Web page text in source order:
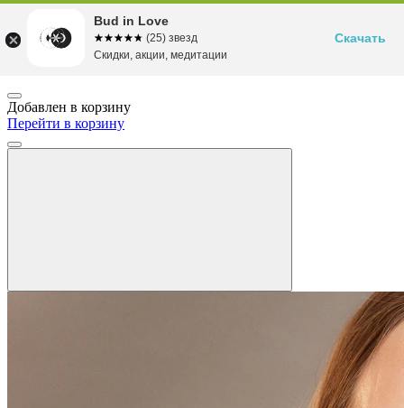
Добавлен в корзину
Перейти в корзину
Bud in Love
☆☆☆☆☆
★★★★★ (25) звезд
Скидки, акции, медитации
Скачать